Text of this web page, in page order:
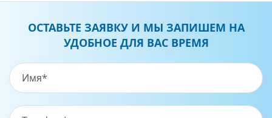
ОСТАВЬТЕ ЗАЯВКУ И МЫ ЗАПИШЕМ НА
УДОБНОЕ ДЛЯ ВАС ВРЕМЯ